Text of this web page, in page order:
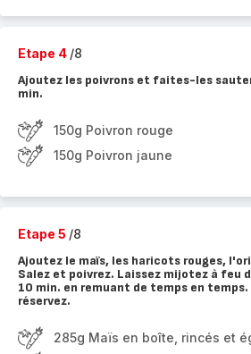
Etape 4 /8
Ajoutez les poivrons et faites-les
min.
150g Poivron rouge
150g Poivron jaune
Etape 5 /8
Ajoutez le maïs, les haricots rouges,
Salez et poivrez. Laissez mijotez à feu
10 min. en remuant de temps en
réservez.
285g Maïs en boîte, rincés et